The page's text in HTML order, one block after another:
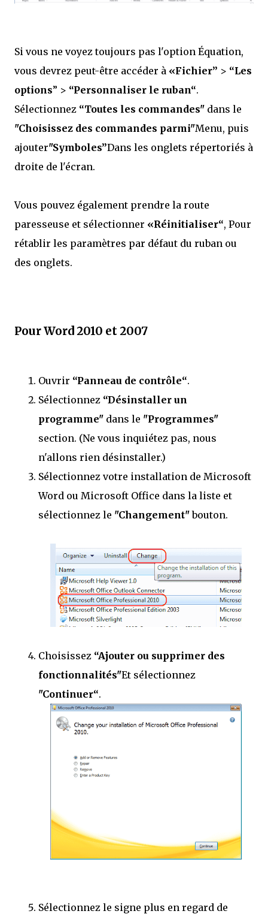
Si vous ne voyez toujours pas l'option Équation,
vous devrez peut-être accéder à «Fichier” > “Les
options” > “Personnaliser le ruban“.
Sélectionnez “Toutes les commandes" dans le
"Choisissez des commandes parmi"Menu, puis
ajouter"Symboles”Dans les onglets répertoriés à
droite de l'écran.
Vous pouvez également prendre la route
paresseuse et sélectionner «Réinitialiser“, Pour
rétablir les paramètres par défaut du ruban ou
des onglets.
Pour Word 2010 et 2007
Ouvrir “Panneau de contrôle“.
Sélectionnez “Désinstaller un
programme" dans le "Programmes"
section. (Ne vous inquiétez pas, nous
n'allons rien désinstaller.)
Sélectionnez votre installation de Microsoft
Word ou Microsoft Office dans la liste et
sélectionnez le "Changement"bouton.
Choisissez “Ajouter ou supprimer des
fonctionnalités"Et sélectionnez
"Continuer“.
Sélectionnez le signe plus en regard de